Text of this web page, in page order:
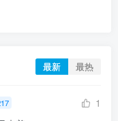
最新 最热
1